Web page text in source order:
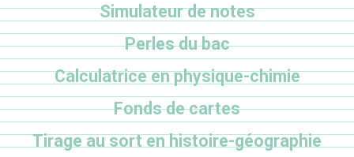
Simulateur de notes
Perles du bac
Calculatrice en physique-chimie
Fonds de cartes
Tirage au sort en histoire-géographie